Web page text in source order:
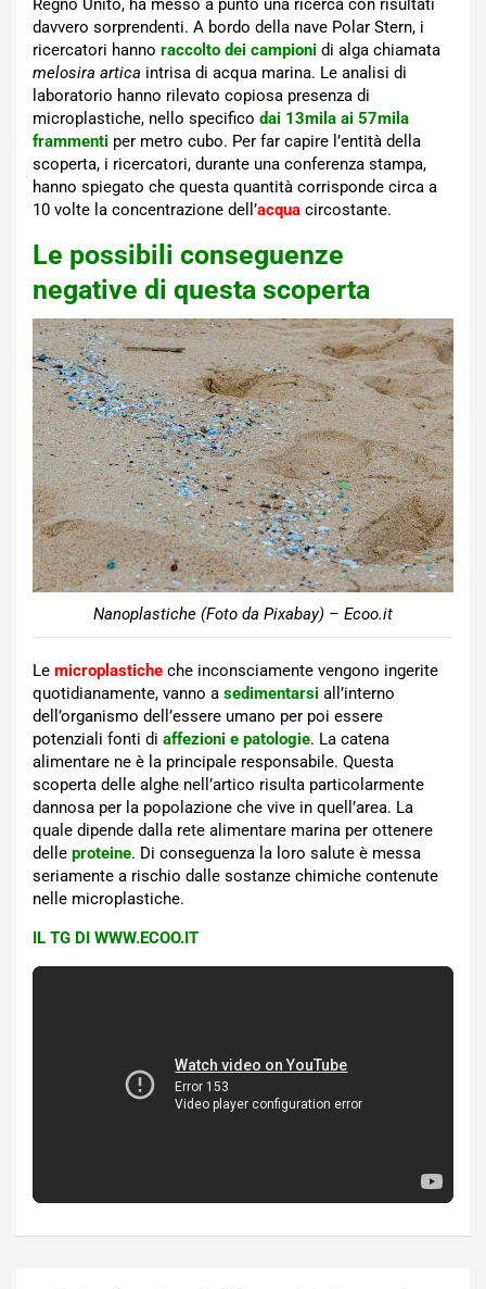
Regno Unito, ha messo a punto una ricerca con risultati
davvero sorprendenti. A bordo della nave Polar Stern, i
ricercatori hanno raccolto dei campioni di alga chiamata
melosira artica intrisa di acqua marina. Le analisi di
laboratorio hanno rilevato copiosa presenza di
microplastiche, nello specifico dai 13mila ai 57mila
frammenti per metro cubo. Per far capire l’entità della
scoperta, i ricercatori, durante una conferenza stampa,
hanno spiegato che questa quantità corrisponde circa a
10 volte la concentrazione dell’acqua circostante.
Le possibili conseguenze
negative di questa scoperta
Nanoplastiche (Foto da Pixabay) – Ecoo.it
Le microplastiche che inconsciamente vengono ingerite
quotidianamente, vanno a sedimentarsi all’interno
dell’organismo dell’essere umano per poi essere
potenziali fonti di affezioni e patologie. La catena
alimentare ne è la principale responsabile. Questa
scoperta delle alghe nell’artico risulta particolarmente
dannosa per la popolazione che vive in quell’area. La
quale dipende dalla rete alimentare marina per ottenere
delle proteine. Di conseguenza la loro salute è messa
seriamente a rischio dalle sostanze chimiche contenute
nelle microplastiche.
IL TG DI WWW.ECOO.IT